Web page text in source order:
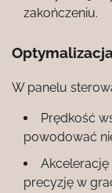
zakończeniu.
W panelu
Prędkość
powodować
Akcelerację
precyzję w